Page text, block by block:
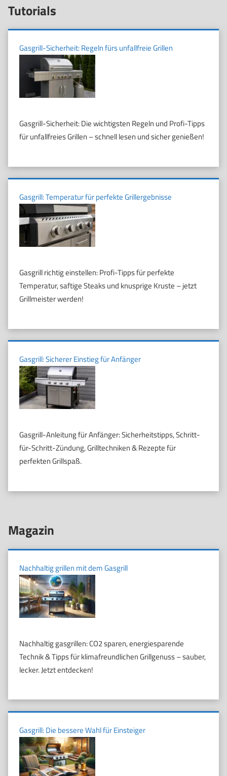
Tutorials
Gasgrill-Sicherheit: Regeln fürs unfallfreie Grillen
Gasgrill-Sicherheit: Die wichtigsten Regeln und Profi-Tipps
für unfallfreies Grillen – schnell lesen und sicher genießen!
Gasgrill: Temperatur für perfekte Grillergebnisse
Gasgrill richtig einstellen: Profi-Tipps für perfekte
Temperatur, saftige Steaks und knusprige Kruste – jetzt
Grillmeister werden!
Gasgrill: Sicherer Einstieg für Anfänger
Gasgrill-Anleitung für Anfänger: Sicherheitstipps, Schritt-
für-Schritt-Zündung, Grilltechniken & Rezepte für
perfekten Grillspaß.
Magazin
Nachhaltig grillen mit dem Gasgrill
Nachhaltig gasgrillen: CO2 sparen, energiesparende
Technik & Tipps für klimafreundlichen Grillgenuss – sauber,
lecker. Jetzt entdecken!
Gasgrill: Die bessere Wahl für Einsteiger